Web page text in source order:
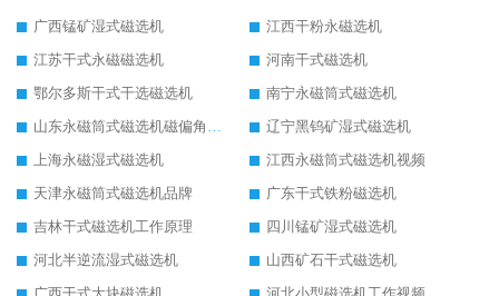
广西锰矿湿式磁选机
江西干粉永磁选机
江苏干式永磁磁选机
河南干式磁选机
鄂尔多斯干式干选磁选机
南宁永磁筒式磁选机
山东永磁筒式磁选机磁偏角怎么调整
辽宁黑钨矿湿式磁选机
上海永磁湿式磁选机
江西永磁筒式磁选机视频
天津永磁筒式磁选机品牌
广东干式铁粉磁选机
吉林干式磁选机工作原理
四川锰矿湿式磁选机
河北半逆流湿式磁选机
山西矿石干式磁选机